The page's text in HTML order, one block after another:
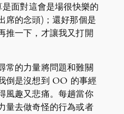
面對這會是場很快樂的
席的念頭)；還好那個是
推一下，才讓我又打開
常的力量將問題和難關
倒是沒想到 OO 的事經
風趣又悲痛。每趟當你
量去做奇怪的行為或者